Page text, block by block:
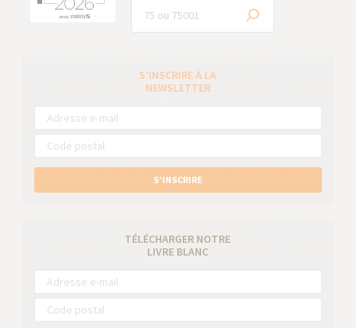
S’INSCRIRE À LA
NEWSLETTER
S’INSCRIRE
TÉLÉCHARGER NOTRE
LIVRE BLANC